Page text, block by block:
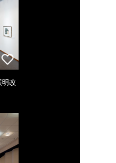
改